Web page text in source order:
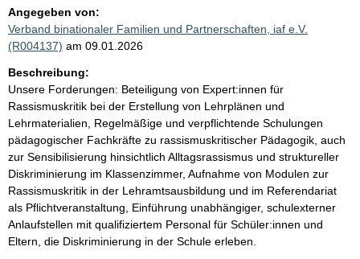
Angegeben von:
Verband binationaler Familien und Partnerschaften, iaf e.V.
(R004137) am 09.01.2026
Beschreibung:
Unsere Forderungen: Beteiligung von Expert:innen für
Rassismuskritik bei der Erstellung von Lehrplänen und
Lehrmaterialien, Regelmäßige und verpflichtende Schulungen
pädagogischer Fachkräfte zu rassismuskritischer Pädagogik, auch
zur Sensibilisierung hinsichtlich Alltagsrassismus und struktureller
Diskriminierung im Klassenzimmer, Aufnahme von Modulen zur
Rassismuskritik in der Lehramtsausbildung und im Referendariat
als Pflichtveranstaltung, Einführung unabhängiger, schulexterner
Anlaufstellen mit qualifiziertem Personal für Schüler:innen und
Eltern, die Diskriminierung in der Schule erleben.